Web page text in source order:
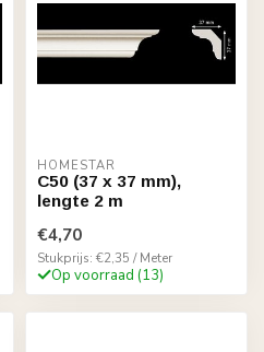
HOMESTAR
C50 (37 x 37 mm),
lengte 2 m
€4,70
Stukprijs: €2,35 / Meter
Op voorraad (13)